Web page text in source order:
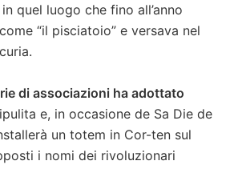
quel luogo che fino all’anno
“il pisciatoio” e versava nel
di associazioni ha adottato
e, in occasione de Sa Die de
un totem in Cor-ten sul
i nomi dei rivoluzionari